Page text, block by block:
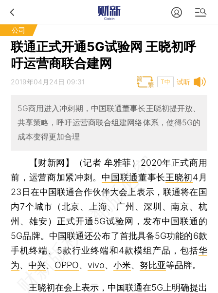
公司
联通正式开通5G试验网 王晓初呼
吁运营商联合建网
试听
2019年04月24日 09:31 T中
5G商用进入冲刺期，中国联通董事长王晓初提开放、
共享策略，呼吁运营商联合组建网络体系，使得5G的
成本变得更加合理
【财新网】（记者 牟雅菲） 2020年正式商用
前，运营商加紧冲刺。 中国联通董事长王晓初4月
23日在中国联通合作伙伴大会上表示，联通将在国
内7个城市（北京、上海、广州、深圳、南京、杭
州、雄安）正式开通5G试验网，发布中国联通的
5G品牌。中国联通还公布了首批具备5G功能的6款
手机终端、5款行业终端和4款模组产品，包括华
为、 中兴、 OPPO、vivo、小米、 努比亚等品牌。
王晓初在会上表示，中国联通在5G上明确提出